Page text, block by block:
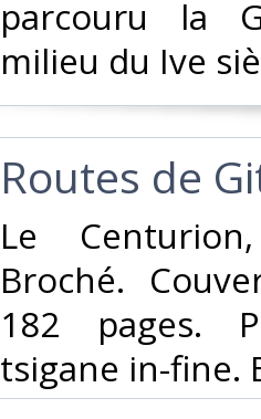
parcouru la
milieu du Ive
‎Routes de
‎Le
Broché.
182 pages.
tsigane in-fine.